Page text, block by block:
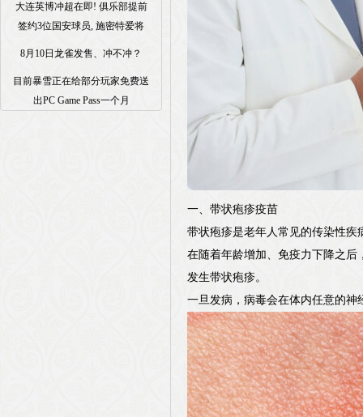
大连英博冲超在即! 俱乐部提前
签约3位国安球员, 施密特爱将
8月10日龙雀发售、冲不冲？
目前暴雪正在给部分玩家免费送
出PC Game Pass一个月
一、带状疱疹疫苗
带状疱疹是老年人常见的传染性
在随着年龄增加、免疫力下降之后
发生带状疱疹。
一旦发病，病毒会在体内任意的神